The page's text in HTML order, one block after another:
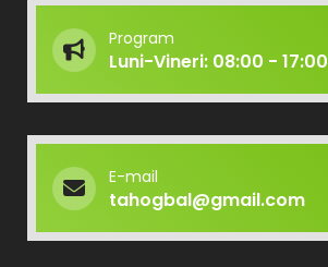
Program
Luni-Vineri: 08:00 - 17:00
E-mail
tahogbal@gmail.com